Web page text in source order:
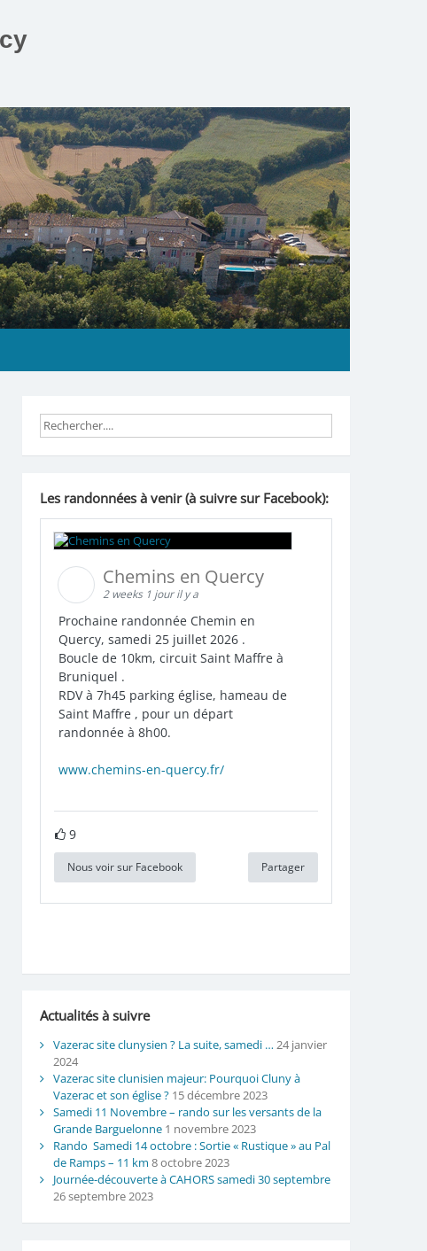
Les randonnées à venir (à suivre sur Facebook):
Chemins en Quercy
2 weeks 1 jour il y a
Prochaine randonnée Chemin en
Quercy, samedi 25 juillet 2026 .
Boucle de 10km, circuit Saint Maffre à
Bruniquel .
RDV à 7h45 parking église, hameau de
Saint Maffre , pour un départ
randonnée à 8h00.
www.chemins-en-quercy.fr/
9
Nous voir sur Facebook Partager
Actualités à suivre
Vazerac site clunysien ? La suite, samedi … 24 janvier
2024
Vazerac site clunisien majeur: Pourquoi Cluny à
Vazerac et son église ? 15 décembre 2023
Samedi 11 Novembre – rando sur les versants de la
Grande Barguelonne 1 novembre 2023
Rando Samedi 14 octobre : Sortie « Rustique » au Pal
de Ramps – 11 km 8 octobre 2023
Journée-découverte à CAHORS samedi 30 septembre
26 septembre 2023